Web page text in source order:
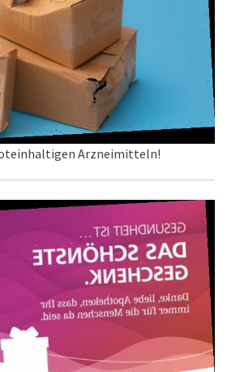
Arzneimitteln!